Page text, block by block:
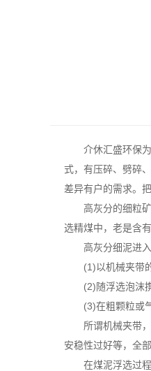
介休汇盛环保为
式，有压碎、劈碎
差异有户的需求。
高灰分的细粒
选精煤中，老是含
高灰分细泥进
(1)以机械夹带
(2)随浮选泡沫
(3)在粗颗粒或
所谓机械夹带
安稳性过好等，全
在煤泥浮选过